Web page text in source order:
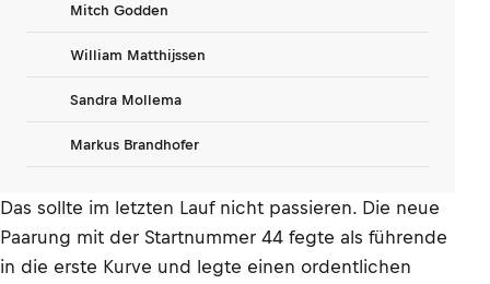
Mitch Godden
William Matthijssen
Sandra Mollema
Markus Brandhofer
Das sollte im letzten Lauf nicht passieren. Die neue
Paarung mit der Startnummer 44 fegte als führende
in die erste Kurve und legte einen ordentlichen